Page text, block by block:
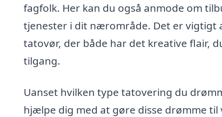
fagfolk. Her kan du også anmode om
tjenester i dit nærområde. Det er vigtigt
tatovør, der både har det kreative flair,
tilgang.
Uanset hvilken type tatovering du
hjælpe dig med at gøre disse drømme til